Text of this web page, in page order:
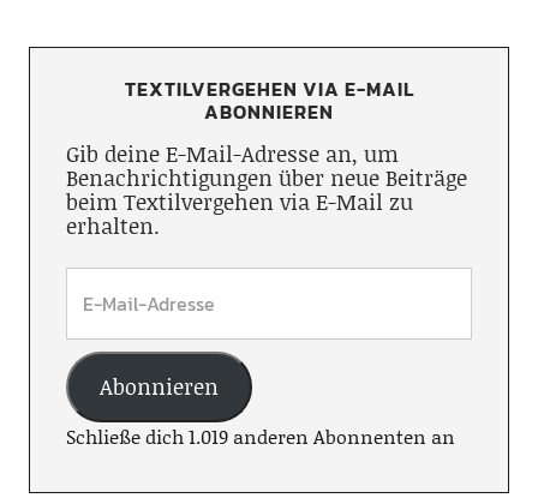
TEXTILVERGEHEN VIA E-MAIL
ABONNIEREN
Gib deine E-Mail-Adresse an, um
Benachrichtigungen über neue Beiträge
beim Textilvergehen via E-Mail zu
erhalten.
Abonnieren
Schließe dich 1.019 anderen Abonnenten an